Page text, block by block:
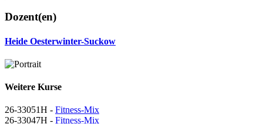
Dozent(en)
Heide Oesterwinter-Suckow
Weitere Kurse
26-33051H - Fitness-Mix
26-33047H - Fitness-Mix